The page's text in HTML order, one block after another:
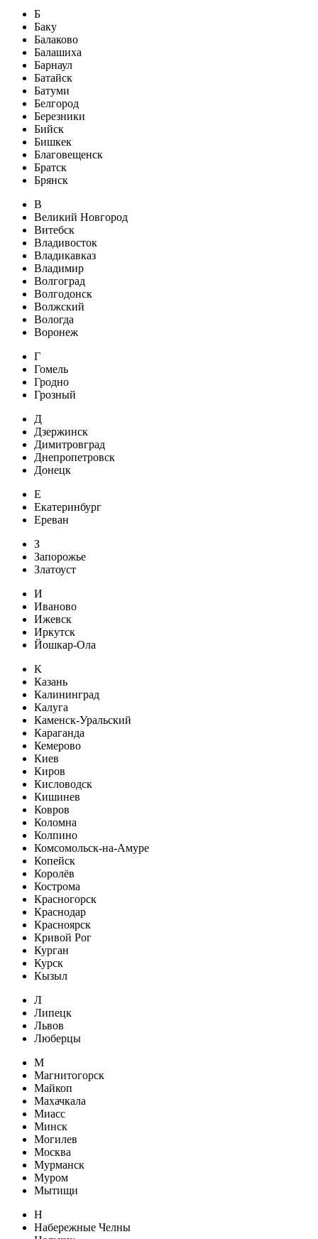
Б
Баку
Балаково
Балашиха
Барнаул
Батайск
Батуми
Белгород
Березники
Бийск
Бишкек
Благовещенск
Братск
Брянск
В
Великий Новгород
Витебск
Владивосток
Владикавказ
Владимир
Волгоград
Волгодонск
Волжский
Вологда
Воронеж
Г
Гомель
Гродно
Грозный
Д
Дзержинск
Димитровград
Днепропетровск
Донецк
Е
Екатеринбург
Ереван
З
Запорожье
Златоуст
И
Иваново
Ижевск
Иркутск
Йошкар-Ола
К
Казань
Калининград
Калуга
Каменск-Уральский
Караганда
Кемерово
Киев
Киров
Кисловодск
Кишинев
Ковров
Коломна
Колпино
Комсомольск-на-Амуре
Копейск
Королёв
Кострома
Красногорск
Краснодар
Красноярск
Кривой Рог
Курган
Курск
Кызыл
Л
Липецк
Львов
Люберцы
М
Магнитогорск
Майкоп
Махачкала
Миасс
Минск
Могилев
Москва
Мурманск
Муром
Мытищи
Н
Набережные Челны